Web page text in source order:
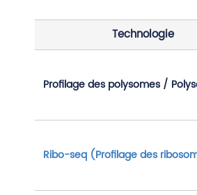
Technologie
Profilage des polysomes /
Ribo-seq (Profilage des